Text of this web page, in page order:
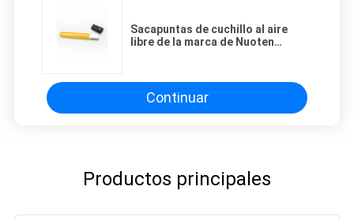
Sacapuntas de cuchillo al aire
libre de la marca de Nuoten
Continuar
Productos principales